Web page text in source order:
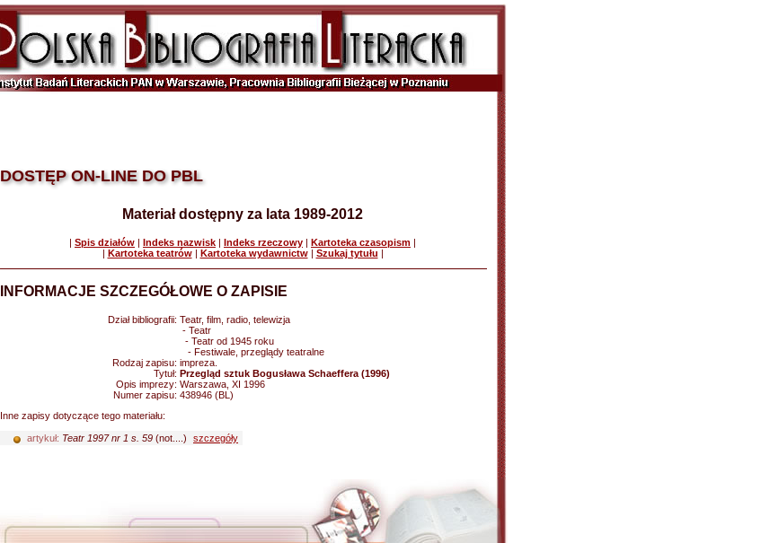
DOSTĘP ON-LINE DO PBL
Materiał dostępny za lata 1989-2012
| Spis działów | Indeks nazwisk | Indeks rzeczowy | Kartoteka czasopism |
| Kartoteka teatrów| Kartoteka wydawnictw| Szukaj tytułu |
INFORMACJE SZCZEGÓŁOWE O ZAPISIE
Dział bibliografii: Teatr, film, radio, telewizja
- Teatr
- Teatr od 1945 roku
- Festiwale, przeglądy teatralne
Rodzaj zapisu: impreza.
Tytuł: Przegląd sztuk Bogusława Schaeffera (1996)
Opis imprezy: Warszawa, XI 1996
Numer zapisu: 438946 (BL)
Inne zapisy dotyczące tego materiału:
artykuł: Teatr 1997 nr 1 s. 59 (not....) szczegóły